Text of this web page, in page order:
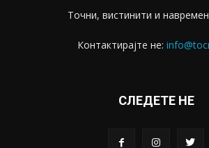
Точни, вистинити и
Контактирајте не:
СЛЕДЕТЕ НЕ